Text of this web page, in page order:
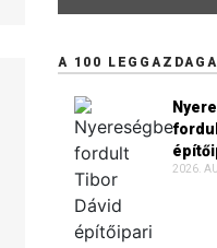
A 100
2026.